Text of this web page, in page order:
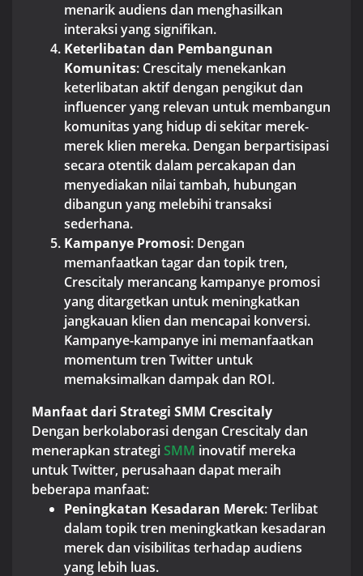
menarik audiens dan menghasilkan
interaksi yang signifikan.
Keterlibatan dan Pembangunan
Komunitas: Crescitaly menekankan
keterlibatan aktif dengan pengikut dan
influencer yang relevan untuk membangun
komunitas yang hidup di sekitar merek-
merek klien mereka. Dengan berpartisipasi
secara otentik dalam percakapan dan
menyediakan nilai tambah, hubungan
dibangun yang melebihi transaksi
sederhana.
Kampanye Promosi: Dengan
memanfaatkan tagar dan topik tren,
Crescitaly merancang kampanye promosi
yang ditargetkan untuk meningkatkan
jangkauan klien dan mencapai konversi.
Kampanye-kampanye ini memanfaatkan
momentum tren Twitter untuk
memaksimalkan dampak dan ROI.
Manfaat dari Strategi SMM Crescitaly
Dengan berkolaborasi dengan Crescitaly dan
menerapkan strategi SMM inovatif mereka
untuk Twitter, perusahaan dapat meraih
beberapa manfaat:
Peningkatan Kesadaran Merek: Terlibat
dalam topik tren meningkatkan kesadaran
merek dan visibilitas terhadap audiens
yang lebih luas.